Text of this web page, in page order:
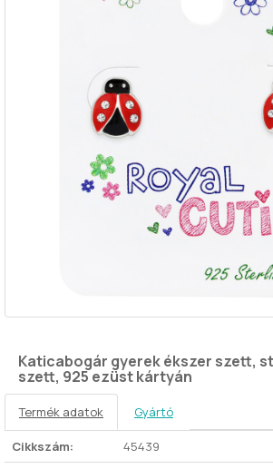
Katicabogár gyerek ékszer szett,
szett, 925 ezüst kártyán
Termék adatok Gyártó
Cikkszám:
45439